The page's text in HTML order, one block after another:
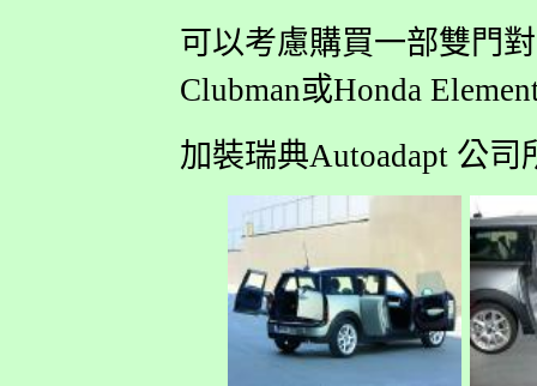
可以考慮購買一部雙門
Clubman或Honda
加裝瑞典Autoadapt 公